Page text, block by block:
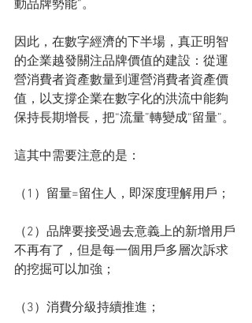
動品牌勢能”。
因此，在數字經濟的下半場，真正明智
的企業越發關注品牌價值的建設：從運
營消費者資產數量到運營消費者資產價
值，以支撐企業在數字化的洪流中能夠
保持長期增長，把“流量”轉變成“留量”。
這其中需要注意的是：
（1）留量=留住人，即深度理解用戶；
（2）品牌要接受過去意義上的新增用戶
不再有了，但是每一個用戶多層次訴求
的挖掘可以加強；
（3）消費分級持續推進；